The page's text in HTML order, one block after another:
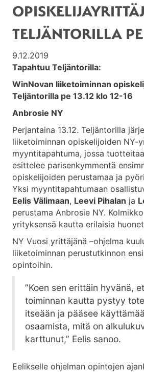
TELJÄNTORILLA PE
9.12.2019
Tapahtuu Teljäntorilla:
WinNovan liiketoiminnan
Teljäntorilla pe 13.12 klo 12-16
Anbrosie NY
Perjantaina 13.12. Teljäntorilla
liiketoiminnan opiskelijoiden NY-
myyntitapahtuma, jossa
esittelee parisenkymmentä
opiskelijoiden perustamaa ja
Yksi myyntitapahtumaan
Eelis Välimaan, Leevi Pihalan ja
perustama Anbrosie NY.
yrityksensä kautta erilaisia
NY Vuosi yrittäjänä –ohjelma
liiketoiminnan perustutkinnon
opintoihin.
”Koen sen erittäin hyvänä,
toiminnan kautta pystyy
itseään ja pääsee
osaamista, mitä on
karttunut,” Eelis sanoo.
Eelikselle ohjelman opintojen